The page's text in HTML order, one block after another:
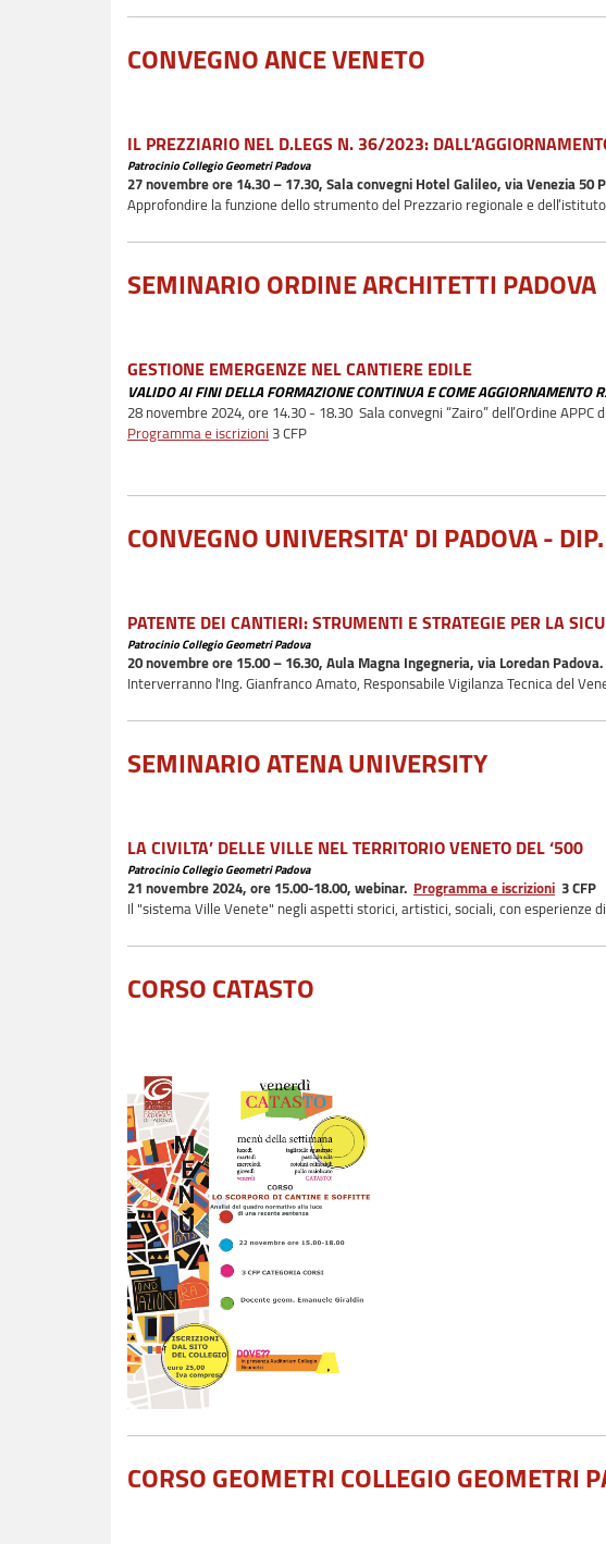
CONVEGNO ANCE VENETO
IL PREZZIARIO NEL D.LEGS N. 36/2023:
Patrocinio Collegio Geometri Padova
27 novembre ore 14.30 – 17.30, Sala convegni Hotel Galileo, via Venezia
Approfondire la funzione dello strumento del Prezzario regionale e
SEMINARIO ORDINE ARCHITETTI PADOVA
GESTIONE EMERGENZE NEL CANTIERE EDILE
VALIDO AI FINI DELLA FORMAZIONE CONTINUA E COME AGGIORNAMENTO
28 novembre 2024, ore 14.30 - 18.30 Sala convegni “Zairo” dell’Ordine APPC
Programma e iscrizioni3 CFP
CONVEGNO UNIVERSITA' DI PADOVA -
PATENTE DEI CANTIERI: STRUMENTI E STRATEGIE PER LA
Patrocinio Collegio Geometri Padova
20 novembre ore 15.00 – 16.30, Aula Magna Ingegneria, via Loredan Padova.
Interverranno l'Ing. Gianfranco Amato, Responsabile Vigilanza Tecnica del
SEMINARIO ATENA UNIVERSITY
LA CIVILTA’ DELLE VILLE NEL TERRITORIO VENETO DEL ‘500
Patrocinio Collegio Geometri Padova
21 novembre 2024, ore 15.00-18.00, webinar. Programma e iscrizioni 3 CFP
Il "sistema Ville Venete" negli aspetti storici, artistici, sociali, con esperienze
CORSO CATASTO
CORSO GEOMETRI COLLEGIO GEOMETRI